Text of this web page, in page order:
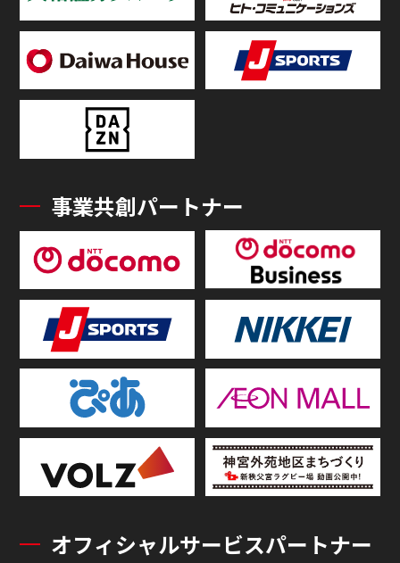
事業共創パートナー
オフィシャルサービスパートナー